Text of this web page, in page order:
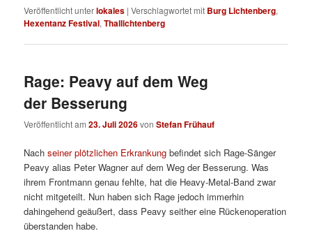
Veröffentlicht unterlokales |Verschlagwortet mit Burg Lichtenberg,
Hexentanz Festival,Thallichtenberg
Rage: Peavy auf dem Weg
der Besserung
Veröffentlicht am23. Juli 2026vonStefan Frühauf
Nachseiner plötzlichen Erkrankung befindet sich Rage-Sänger
Peavy alias Peter Wagner auf dem Weg der Besserung. Was
ihrem Frontmann genau fehlte, hat die Heavy-Metal-Band zwar
nicht mitgeteilt. Nun haben sich Rage jedoch immerhin
dahingehend geäußert, dass Peavy seither eine Rückenoperation
überstanden habe.